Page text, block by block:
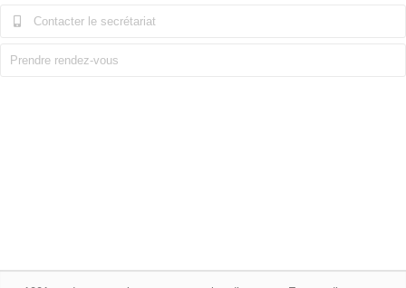
Contacter le secrétariat
Prendre rendez-vous